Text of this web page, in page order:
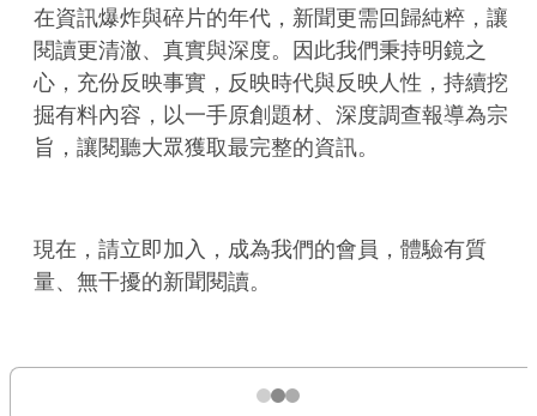
在資訊爆炸與碎片的年代，新聞更需回歸純粹，讓
閱讀更清澈、真實與深度。因此我們秉持明鏡之
心，充份反映事實，反映時代與反映人性，持續挖
掘有料內容，以一手原創題材、深度調查報導為宗
旨，讓閱聽大眾獲取最完整的資訊。
現在，請立即加入，成為我們的會員，體驗有質
量、無干擾的新聞閱讀。